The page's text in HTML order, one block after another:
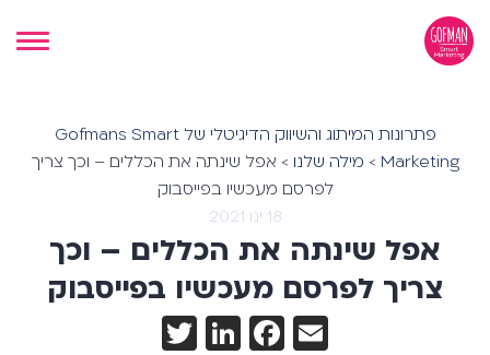
פתרונות המיתוג והשיווק הדיגיטלי של Gofmans Smart
Marketing
> מילה שלנו > אפל שינתה את הכללים – וכך צריך
לפרסם מעכשיו בפייסבוק
18 ינו 2021
אפל שינתה את הכללים – וכך
צריך לפרסם מעכשיו בפייסבוק
Email
Facebook
LinkedIn